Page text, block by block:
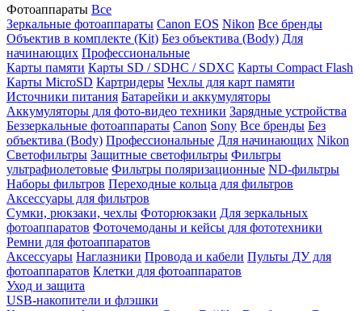
Фотоаппараты Все
Зеркальные фотоаппараты Canon EOS Nikon Все бренды
Объектив в комплекте (Kit) Без объектива (Body) Для
начинающих Профессиональные
Карты памяти Карты SD / SDHC / SDXC Карты Compact Flash
Карты MicroSD Картридеры Чехлы для карт памяти
Источники питания Батарейки и аккумуляторы
Аккумуляторы для фото-видео техники Зарядные устройства
Беззеркальные фотоаппараты Canon Sony Все бренды Без
объектива (Body) Профессиональные Для начинающих Nikon
Светофильтры Защитные светофильтры Фильтры
ультрафиолетовые Фильтры поляризационные ND-фильтры
Наборы фильтров Переходные кольца для фильтров
Аксессуары для фильтров
Сумки, рюкзаки, чехлы Фоторюкзаки Для зеркальных
фотоаппаратов Фоточемоданы и кейсы для фототехники
Ремни для фотоаппаратов
Аксессуары Наглазники Провода и кабели Пульты ДУ для
фотоаппаратов Клетки для фотоаппаратов
Уход и защита
USB-накопители и флэшки